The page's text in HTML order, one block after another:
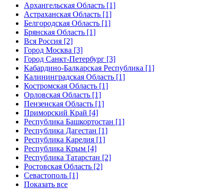
Архангельская Область [1]
Астраханская Область [1]
Белгородская Область [1]
Брянская Область [1]
Вся Россия [2]
Город Москва [3]
Город Санкт-Петербург [3]
Кабардино-Балкарская Республика [1]
Калининградская Область [1]
Костромская Область [1]
Орловская Область [1]
Пензенская Область [1]
Приморский Край [4]
Республика Башкортостан [1]
Республика Дагестан [1]
Республика Карелия [1]
Республика Крым [4]
Республика Татарстан [2]
Ростовская Область [2]
Севастополь [1]
Показать все